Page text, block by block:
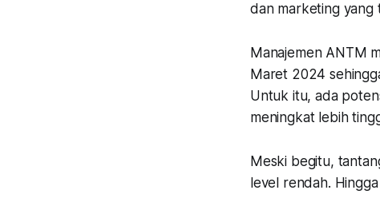
dan marketing yang
Manajemen ANTM
Maret 2024
Untuk itu, ada
meningkat lebih
Meski begitu,
level rendah.